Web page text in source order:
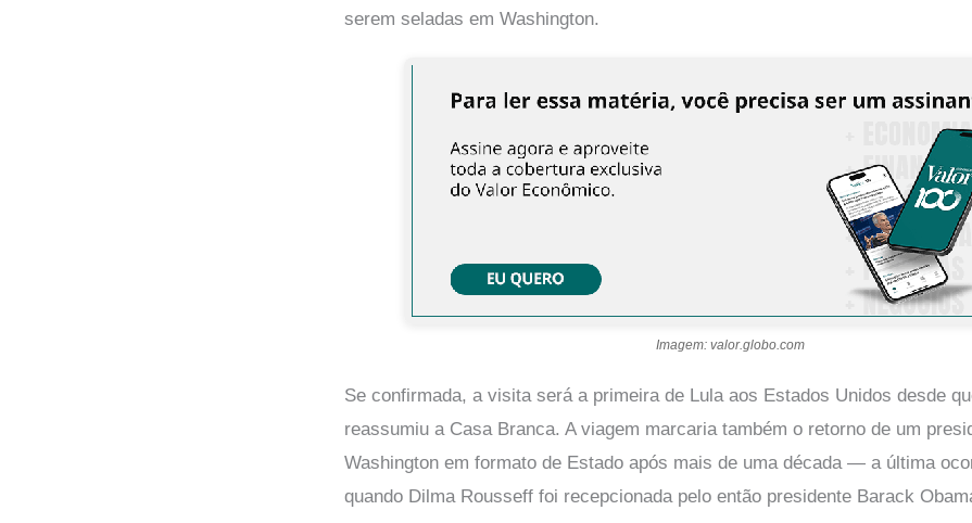
serem seladas em Washington.
Imagem: valor.globo.com
Se confirmada, a visita será a primeira de Lula aos Estados Unidos desde
reassumiu a Casa Branca. A viagem marcaria também o retorno de um
Washington em formato de Estado após mais de uma década — a última
quando Dilma Rousseff foi recepcionada pelo então presidente Barack